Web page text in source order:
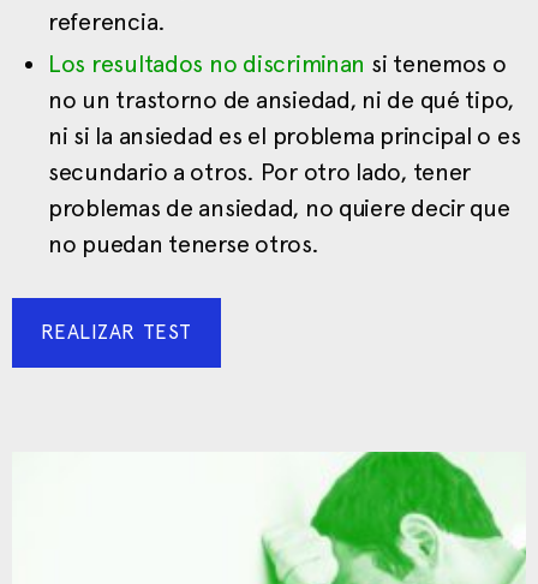
referencia.
Los resultados no discriminan si tenemos o
no un trastorno de ansiedad, ni de qué tipo,
ni si la ansiedad es el problema principal o es
secundario a otros. Por otro lado, tener
problemas de ansiedad, no quiere decir que
no puedan tenerse otros.
REALIZAR TEST